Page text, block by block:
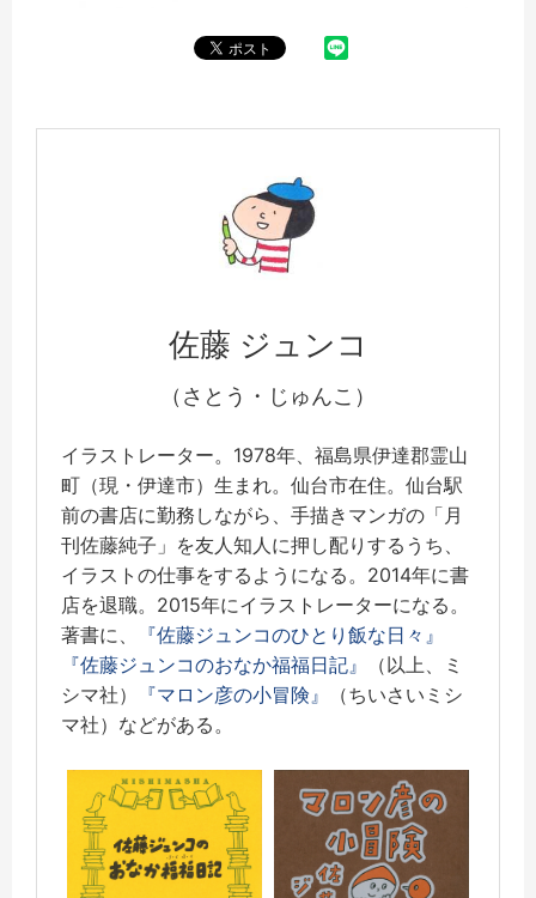
佐藤 ジュンコ
（さとう・じゅんこ）
イラストレーター。1978年、福島県伊達郡霊山
町（現・伊達市）生まれ。仙台市在住。仙台駅
前の書店に勤務しながら、手描きマンガの「月
刊佐藤純子」を友人知人に押し配りするうち、
イラストの仕事をするようになる。2014年に書
店を退職。2015年にイラストレーターになる。
著書に、
『佐藤ジュンコのひとり飯な日々』
『佐藤ジュンコのおなか福福日記』
（以上、ミ
シマ社）
『マロン彦の小冒険』
（ちいさいミシ
マ社）などがある。